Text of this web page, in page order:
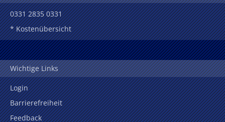
0331 2835 0331
* Kostenübersicht
Wichtige Links
Login
Barrierefreiheit
Feedback